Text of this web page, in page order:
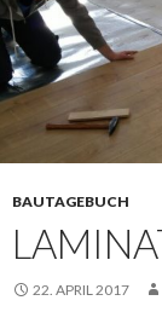
BAUTAGEBUCH
22. APRIL 2017